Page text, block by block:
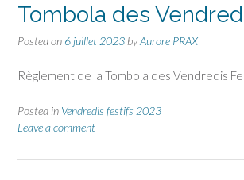
Tombola des
Posted on 6 juillet 2023 byAurore PRAX
Règlement de la Tombola des Vendredis
Posted in Vendredis festifs 2023
Leave a comment